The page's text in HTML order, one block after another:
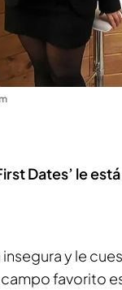
Dates’ le
insegura y le
campo favorito